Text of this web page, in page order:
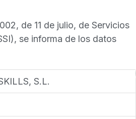
de 11 de julio, de Servicios
se informa de los datos
S.L.